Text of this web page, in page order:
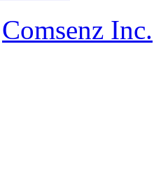
Comsenz Inc.